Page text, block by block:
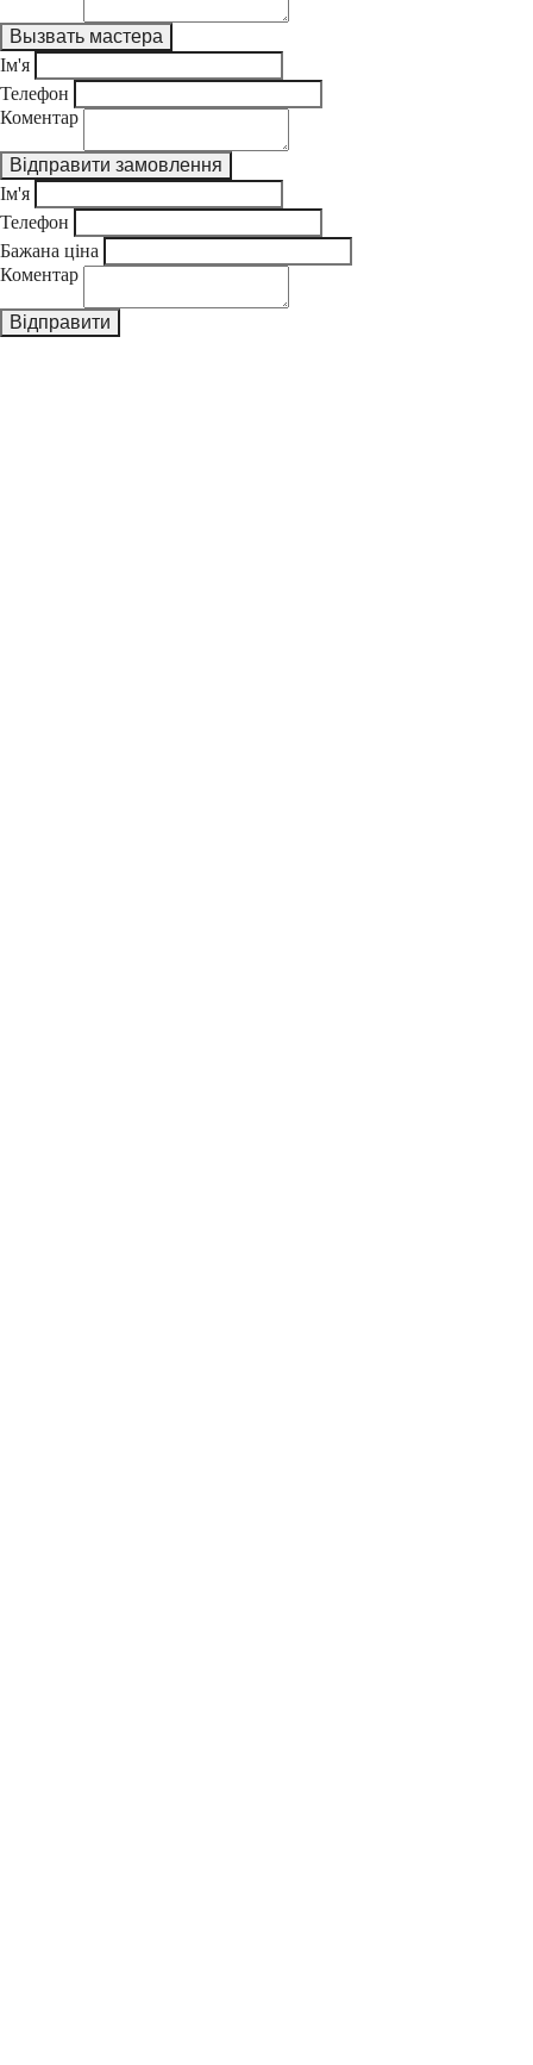
Ім'я
Телефон
Коментар
Ім'я
Телефон
Бажана ціна
Коментар